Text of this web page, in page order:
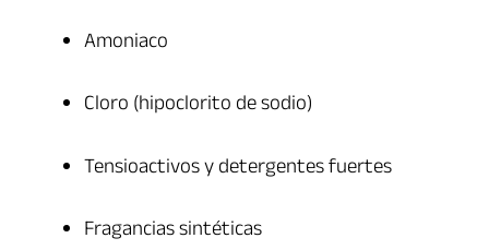
Amoniaco
Cloro (hipoclorito de sodio)
Tensioactivos y detergentes fuertes
Fragancias sintéticas